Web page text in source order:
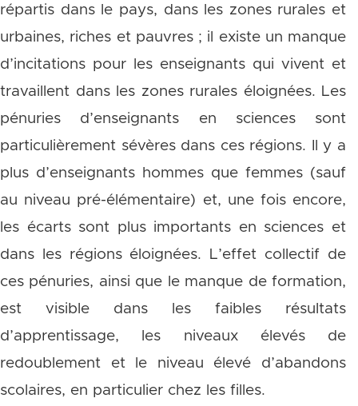
répartis dans le pays, dans les zones rurales et
urbaines, riches et pauvres ; il existe un manque
d’incitations pour les enseignants qui vivent et
travaillent dans les zones rurales éloignées. Les
pénuries d’enseignants en sciences sont
particulièrement sévères dans ces régions. Il y a
plus d’enseignants hommes que femmes (sauf
au niveau pré-élémentaire) et, une fois encore,
les écarts sont plus importants en sciences et
dans les régions éloignées. L’effet collectif de
ces pénuries, ainsi que le manque de formation,
est visible dans les faibles résultats
d’apprentissage, les niveaux élevés de
redoublement et le niveau élevé d’abandons
scolaires, en particulier chez les filles.